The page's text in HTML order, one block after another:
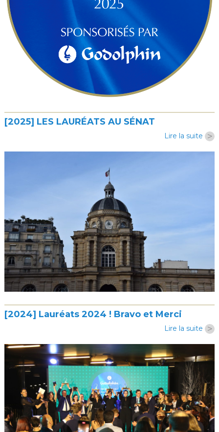
[2025] LES LAURÉATS AU SÉNAT
Lire la suite >
[2024] Lauréats 2024 ! Bravo et Merci
Lire la suite >